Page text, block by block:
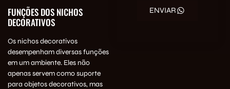
FUNÇÕES DOS NICHOS
DECORATIVOS
Os nichos decorativos
desempenham diversas funções
em um ambiente. Eles não
apenas servem como suporte
para objetos decorativos, mas
ENVIAR